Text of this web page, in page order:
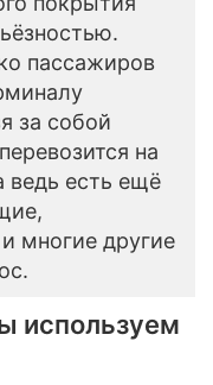
пассажиров
за собой
на
ведь есть ещё
многие другие
используем